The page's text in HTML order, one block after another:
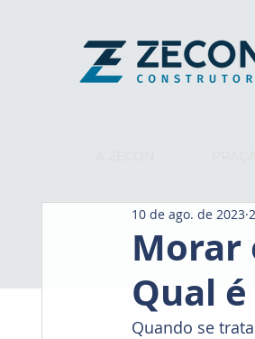
Morar
Qual
10 de ago. de 2023
Quando se